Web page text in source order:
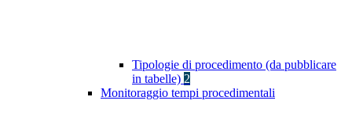
Tipologie di procedimento (da pubblicare
in tabelle) 2
Monitoraggio tempi procedimentali